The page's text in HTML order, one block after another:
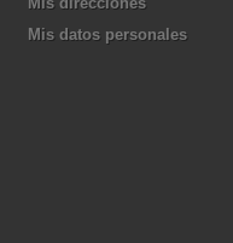
Mis datos personales